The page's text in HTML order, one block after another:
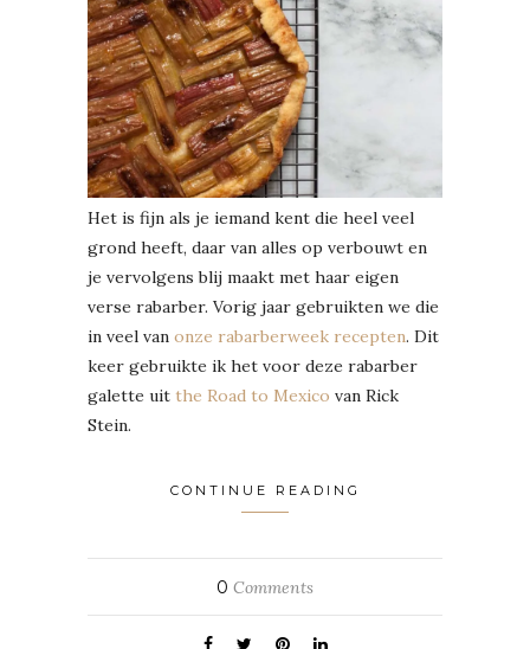
Het is fijn als je iemand kent die heel veel
grond heeft, daar van alles op verbouwt en
je vervolgens blij maakt met haar eigen
verse rabarber. Vorig jaar gebruikten we die
in veel van onze rabarberweek recepten. Dit
keer gebruikte ik het voor deze rabarber
galette uit the Road to Mexico van Rick
Stein.
CONTINUE READING
0 Comments